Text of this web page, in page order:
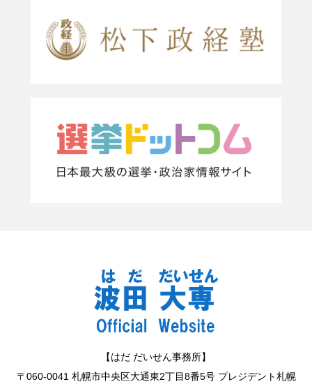
【はだ だいせん事務所】
〒060-0041 札幌市中央区大通東2丁目8番5号 プレジデント札幌